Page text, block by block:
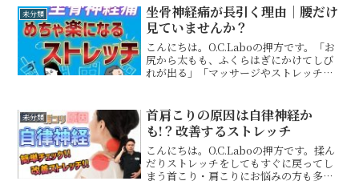
回、これま...
未分類
坐骨神経痛が長引く理由｜腰だけ
見ていませんか？
こんにちは。O.C.Laboの押方です。「お
尻から太もも、ふくらはぎにかけてしび
れが出る」「マッサージやストレッチを
声を多く聞きます。坐骨神経痛というと
腰やお尻に原因があ...
未分類
首肩こりの原因は自律神経か
も!？改善するストレッチ
こんにちは。O.C.Laboの押方です。揉ん
だりストレッチをしてもすぐに戻ってし
まう首こり・肩こりにお悩みの方も多い